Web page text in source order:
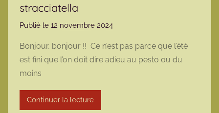
stracciatella
Publié le 12 novembre 2024
r
m
Bonjour, bonjour !! Ce n’est pas parce que l’été
est fini que l’on doit dire adieu au pesto ou du
moins
Continuer la lecture